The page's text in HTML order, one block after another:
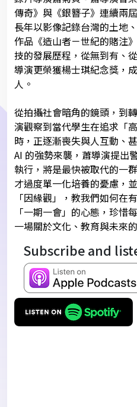
傳奇》與《銀簪子》連續兩
長年以影像記錄台灣的土地
作品《造山者－世紀的賭注
技的發展歷程，從無到有、
導演更榮獲楊士琪紀念獎，
人。
從拍攝社會暗角的鏡頭，到
演觀察到當代學生在追求「
時，正逐漸喪失與人互動、
AI 的強勢來襲，蕭導演提出
執行，將是最快被取代的一
才過度單一化培養的憂慮，
「因緣觀」，教我們如何在
「一期一會」的心態，珍惜
一場關於文化、教育與未來
Subscribe and